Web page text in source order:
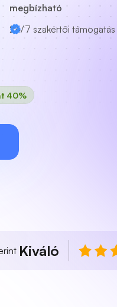
megbízható
24/7 szakértői támogatás
40%
Kiváló